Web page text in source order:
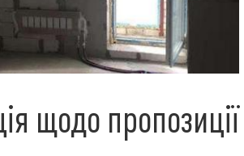
щодо пропозиції